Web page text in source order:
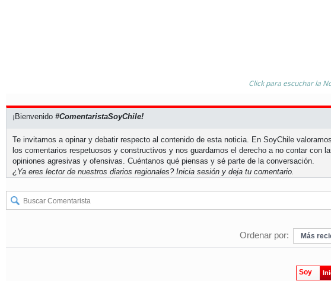
Click para escuchar la
¡Bienvenido #ComentaristaSoyChile!
Te invitamos a opinar y debatir respecto al contenido de esta noticia. En SoyChile
los comentarios respetuosos y constructivos y nos guardamos el derecho a no contar con
opiniones agresivas y ofensivas. Cuéntanos qué piensas y sé parte de la conversación.
¿Ya eres lector de nuestros diarios regionales? Inicia sesión y deja tu comentario.
Ordenar por: Más
Soy